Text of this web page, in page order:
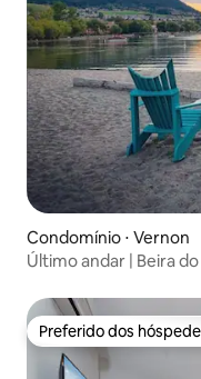
Condomínio ⋅ Vernon
Último andar | Beira
Preferido dos
Preferido dos